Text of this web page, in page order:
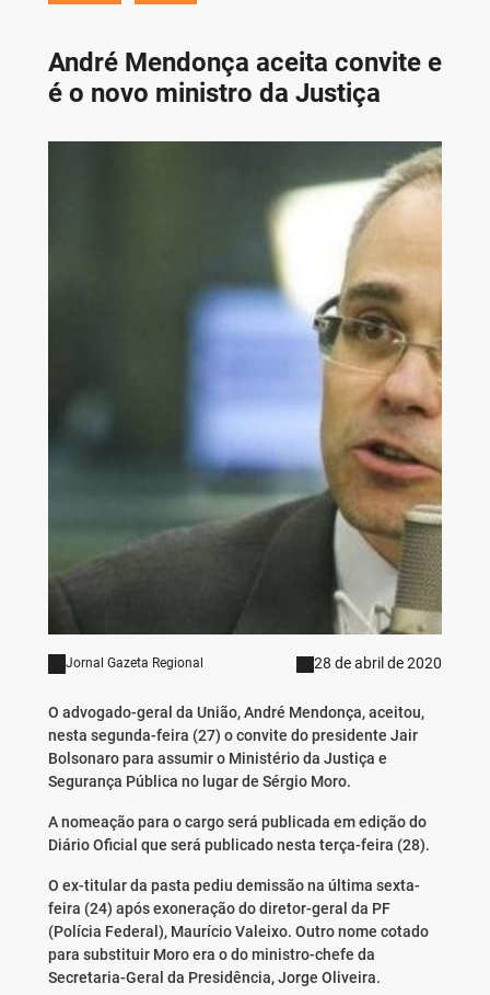
André Mendonça aceita convite e
é o novo ministro da Justiça
Jornal Gazeta Regional 28 de abril de 2020
O advogado-geral da União, André Mendonça, aceitou,
nesta segunda-feira (27) o convite do presidente Jair
Bolsonaro para assumir o Ministério da Justiça e
Segurança Pública no lugar de Sérgio Moro.
A nomeação para o cargo será publicada em edição do
Diário Oficial que será publicado nesta terça-feira (28).
O ex-titular da pasta pediu demissão na última sexta-
feira (24) após exoneração do diretor-geral da PF
(Polícia Federal), Maurício Valeixo. Outro nome cotado
para substituir Moro era o do ministro-chefe da
Secretaria-Geral da Presidência, Jorge Oliveira.